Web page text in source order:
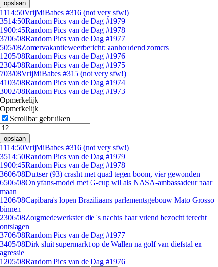
opslaan
1114:50VrijMiBabes #316 (not very sfw!)
3514:50Random Pics van de Dag #1979
1900:45Random Pics van de Dag #1978
3706/08Random Pics van de Dag #1977
505/08Zomervakantieweerbericht: aanhoudend zomers
1205/08Random Pics van de Dag #1976
2304/08Random Pics van de Dag #1975
703/08VrijMiBabes #315 (not very sfw!)
4103/08Random Pics van de Dag #1974
3002/08Random Pics van de Dag #1973
Opmerkelijk
Opmerkelijk
Scrollbar gebruiken
opslaan
1114:50VrijMiBabes #316 (not very sfw!)
3514:50Random Pics van de Dag #1979
1900:45Random Pics van de Dag #1978
3606/08Duitser (93) crasht met quad tegen boom, vier gewonden
6506/08Onlyfans-model met G-cup wil als NASA-ambassadeur naar
maan
1206/08Capibara's lopen Braziliaans parlementsgebouw Mato Grosso
binnen
2306/08Zorgmedewerkster die 's nachts haar vriend bezocht terecht
ontslagen
3706/08Random Pics van de Dag #1977
3405/08Dirk sluit supermarkt op de Wallen na golf van diefstal en
agressie
1205/08Random Pics van de Dag #1976